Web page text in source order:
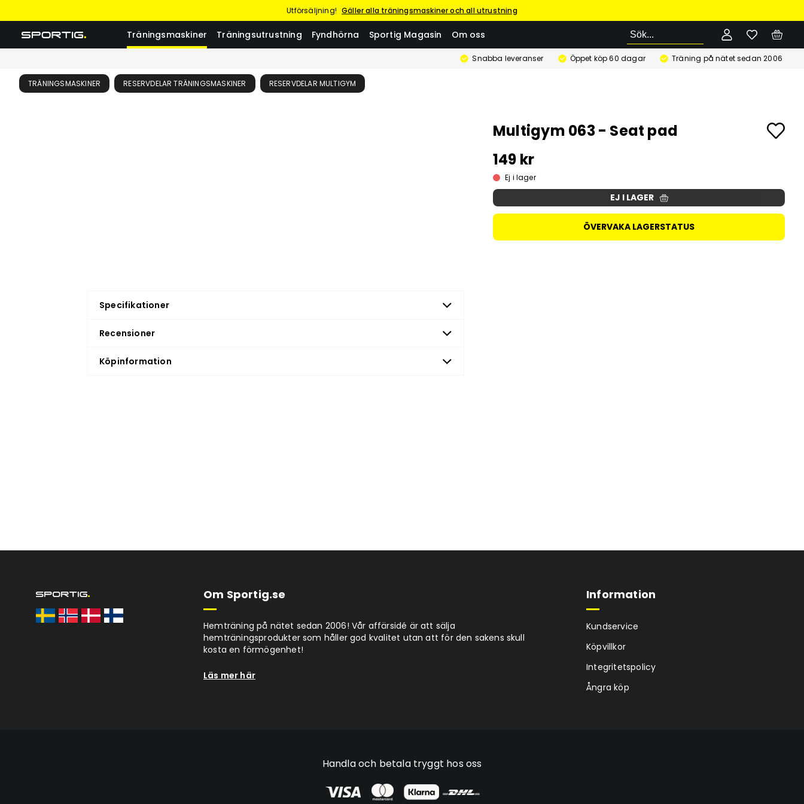
Utförsäljning! Gäller alla träningsmaskiner och all utrustning
Träningsmaskiner Träningsutrustning Fyndhörna Sportig Magasin Om oss Sök
Snabba leveranser Öppet köp 60 dagar Träning på nätet sedan 2006
TRÄNINGSMASKINER RESERVDELAR TRÄNINGSMASKINER RESERVDELAR MULTIGYM
Multigym 063 - Seat pad
149 kr
Ej i lager
EJ I LAGER
ÖVERVAKA LAGERSTATUS
Specifikationer
Recensioner
Köpinformation
Om Sportig.se
Hemträning på nätet sedan 2006! Vår affärsidé är att sälja
hemträningsprodukter som håller god kvalitet utan att för den sakens skull
kosta en förmögenhet!
Läs mer här
Information
Kundservice
Köpvillkor
Integritetspolicy
Ångra köp
Handla och betala tryggt hos oss